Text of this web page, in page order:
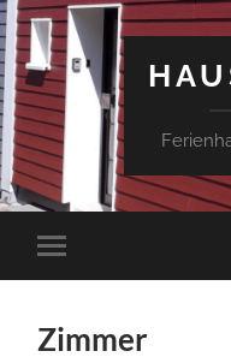
Mobile-
Menü
Zimmer